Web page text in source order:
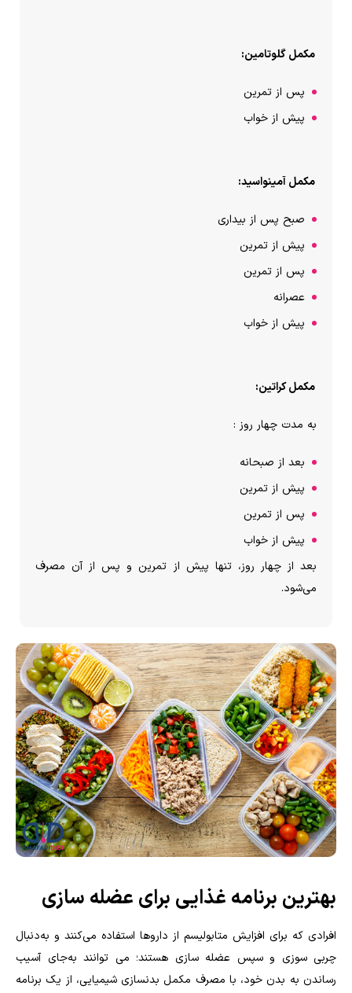
مکمل گلوتامین:
پس از تمرین
پیش از خواب
مکمل آمینواسید:
صبح پس از بیداری
پیش از تمرین
پس از تمرین
عصرانه
پیش از خواب
مکمل کراتین:
به مدت چهار روز :
بعد از صبحانه
پیش از تمرین
پس از تمرین
پیش از خواب
بعد از چهار روز، تنها پیش از تمرین و پس از آن مصرف
می‌شود.
بهترین برنامه غذایی برای عضله سازی
افرادی که برای افزایش متابولیسم از داروها استفاده می‌کنند و به‌دنبال
چربی سوزی و سپس عضله سازی هستند؛ می توانند به‌جای آسیب
رساندن به بدن خود، با مصرف مکمل بدنسازی شیمیایی، از یک برنامه